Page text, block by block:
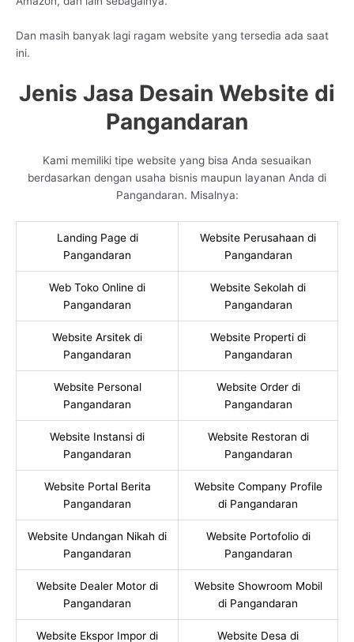
Dan masih banyak lagi ragam website yang tersedia ada saat
ini.
Jenis Jasa Desain Website di
Pangandaran
Kami memiliki tipe website yang bisa Anda sesuaikan
berdasarkan dengan usaha bisnis maupun layanan Anda di
Pangandaran. Misalnya:
Landing Page di
Pangandaran
Website Perusahaan di
Pangandaran
Web Toko Online di
Pangandaran
Website Sekolah di
Pangandaran
Website Arsitek di
Pangandaran
Website Properti di
Pangandaran
Website Personal
Pangandaran
Website Order di
Pangandaran
Website Instansi di
Pangandaran
Website Restoran di
Pangandaran
Website Portal Berita
Pangandaran
Website Company Profile
di Pangandaran
Website Undangan Nikah di
Pangandaran
Website Portofolio di
Pangandaran
Website Dealer Motor di
Pangandaran
Website Showroom Mobil
di Pangandaran
Website Ekspor Impor di Website Desa di